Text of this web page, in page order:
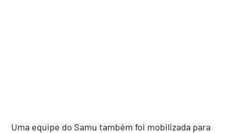
Uma equipe do Samu também foi mobilizada para